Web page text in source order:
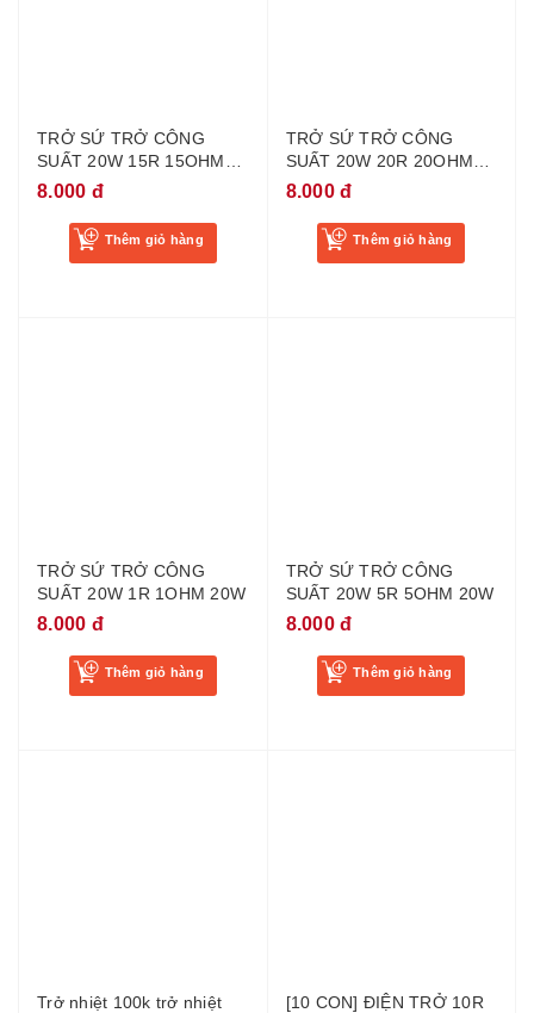
TRỞ SỨ TRỞ CÔNG
SUẤT 20W 15R 15OHM
20W
8.000 đ
Thêm giỏ hàng
TRỞ SỨ TRỞ CÔNG
SUẤT 20W 20R 20OHM
20W
8.000 đ
Thêm giỏ hàng
TRỞ SỨ TRỞ CÔNG
SUẤT 20W 1R 1OHM 20W
8.000 đ
Thêm giỏ hàng
TRỞ SỨ TRỞ CÔNG
SUẤT 20W 5R 5OHM 20W
8.000 đ
Thêm giỏ hàng
Trở nhiệt 100k trở nhiệt
[10 CON] ĐIỆN TRỞ 10R